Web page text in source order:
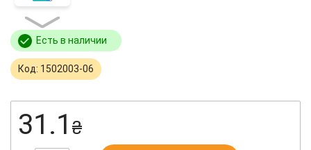
Есть в наличии
Код: 1502003-06
31.1 ₴